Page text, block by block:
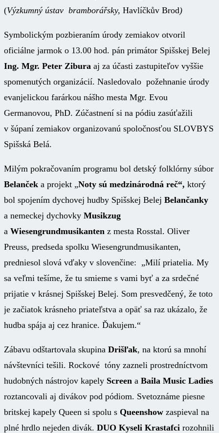
(Výzkumný ústav bramborářsky, Havlíčkův Brod)
Symbolickým pozbieraním úrody zemiakov otvoril
oficiálne jarmok o 13.00 hod. pán primátor Spišskej Belej
Ing. Mgr. Peter Zibura aj za účasti zastupiteľov vyššie
spomenutých organizácií. Nasledovalo požehnanie úrody
evanjelickou farárkou nášho mesta Mgr. Evou
Germanovou, PhD. Zúčastnení si na pódiu zasúťažili
v šúpaní zemiakov organizovanú spoločnosťou SLOVBYS
Spišská Belá.
Milým pokračovaním programu bol detský folklórny súbor
Belanček a projekt „Noty sú medzinárodná reč“, ktorý
bol spojením dychovej hudby Spišskej Belej Belančanky
a nemeckej dychovky Musikzug
a Wiesengrundmusikanten z mesta Rosstal. Oliver
Preuss, predseda spolku Wiesengrundmusikanten,
predniesol slová vďaky v slovenčine: „Milí priatelia. My
sa veľmi tešíme, že tu smieme s vami byť a za srdečné
prijatie v krásnej Spišskej Belej. Som presvedčený, že toto
je začiatok krásneho priateľstva a opäť sa raz ukázalo, že
hudba spája aj cez hranice. Ďakujem.“
Zábavu odštartovala skupina Drišľak, na ktorú sa mnohí
návštevníci tešili. Rockové tóny zazneli prostredníctvom
hudobných nástrojov kapely Screen a Baila Music Ladies
roztancovali aj divákov pod pódiom. Svetoznáme piesne
britskej kapely Queen si spolu s Queenshow zaspieval na
plné hrdlo nejeden divák. DUO Kyseli Krastafci rozohnili